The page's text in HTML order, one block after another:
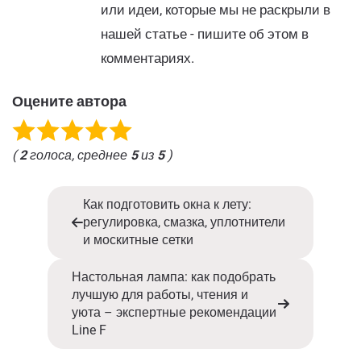
или идеи, которые мы не раскрыли в
нашей статье - пишите об этом в
комментариях.
Оцените автора
(2голоса, среднее 5из 5)
Как подготовить окна к лету:
регулировка, смазка, уплотнители
и москитные сетки
Настольная лампа: как подобрать
лучшую для работы, чтения и
уюта – экспертные рекомендации
Line F